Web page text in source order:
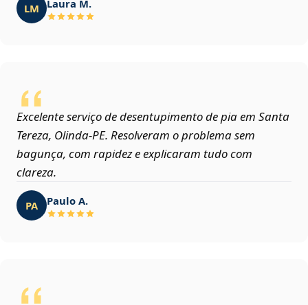
LM Laura M.
Excelente serviço de desentupimento de pia em Santa
Tereza, Olinda‑PE. Resolveram o problema sem
bagunça, com rapidez e explicaram tudo com
clareza.
PA Paulo A.